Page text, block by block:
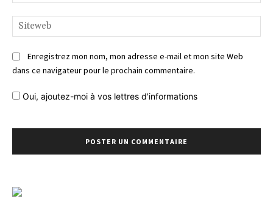
Enregistrez mon nom, mon adresse e-mail et mon site Web
dans ce navigateur pour le prochain commentaire.
Oui, ajoutez-moi à vos lettres d'informations